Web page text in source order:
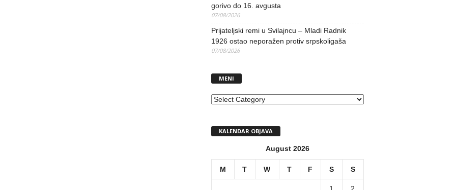
gorivo do 16. avgusta
07/08/2026
Prijateljski remi u Svilajncu – Mladi Radnik
1926 ostao neporažen protiv srpskoligaša
07/08/2026
MENI
MENI
KALENDAR OBJAVA
August 2026
M T W T F S S
1 2